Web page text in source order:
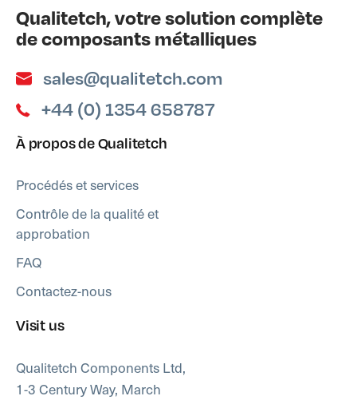
Qualitetch, votre solution complète
de composants métalliques
sales@qualitetch.com
+44 (0) 1354 658787
À propos de Qualitetch
Procédés et services
Contrôle de la qualité et
approbation
FAQ
Contactez-nous
Visit us
Qualitetch Components Ltd,
1-3 Century Way, March